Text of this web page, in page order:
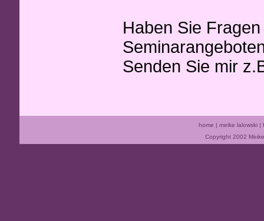
Haben Sie
Senden Sie mir
home | meike lalowski|
Copyright 2002